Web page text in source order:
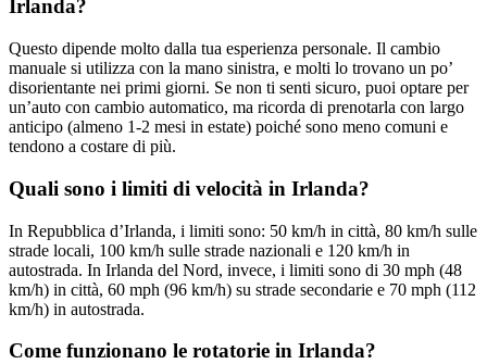
Irlanda?
Questo dipende molto dalla tua esperienza personale. Il cambio
manuale si utilizza con la mano sinistra, e molti lo trovano un po’
disorientante nei primi giorni. Se non ti senti sicuro, puoi optare per
un’auto con cambio automatico, ma ricorda di prenotarla con largo
anticipo (almeno 1-2 mesi in estate) poiché sono meno comuni e
tendono a costare di più.
Quali sono i limiti di velocità in Irlanda?
In Repubblica d’Irlanda, i limiti sono: 50 km/h in città, 80 km/h sulle
strade locali, 100 km/h sulle strade nazionali e 120 km/h in
autostrada. In Irlanda del Nord, invece, i limiti sono di 30 mph (48
km/h) in città, 60 mph (96 km/h) su strade secondarie e 70 mph (112
km/h) in autostrada.
Come funzionano le rotatorie in Irlanda?